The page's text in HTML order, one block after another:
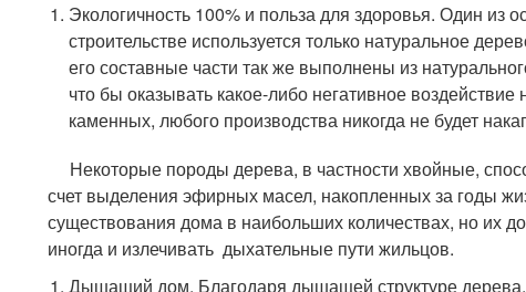
Экологичность 100% и польза для здоровья. Один
строительстве используется только натуральное
его составные части так же выполнены из
что бы оказывать какое-либо негативное
каменных, любого производства никогда не будет
Некоторые породы дерева, в частности хвойные,
счет выделения эфирных масел, накопленных за годы
существования дома в наибольших количествах, но их
иногда и излечивать дыхательные пути жильцов.
Дышащий дом. Благодаря дышащей структуре